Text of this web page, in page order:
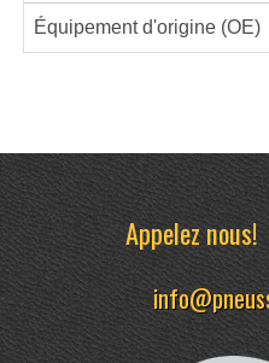
Équipement d'origine (OE)
Appelez nous!